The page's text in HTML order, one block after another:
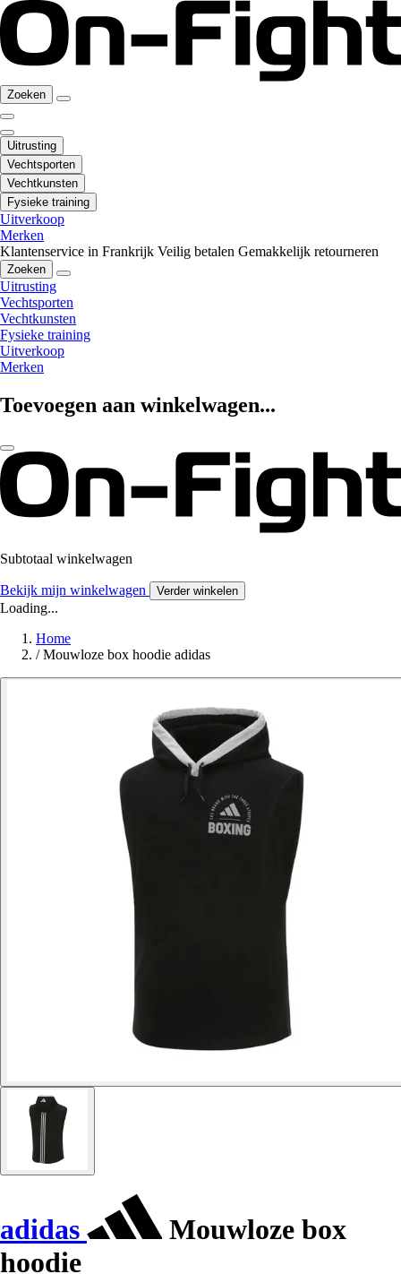
Zoeken
Uitrusting
Vechtsporten
Vechtkunsten
Fysieke training
Uitverkoop
Merken
Klantenservice in Frankrijk Veilig betalen Gemakkelijk retourneren
Zoeken
Uitrusting
Vechtsporten
Vechtkunsten
Fysieke training
Uitverkoop
Merken
Toevoegen aan winkelwagen...
Subtotaal winkelwagen
Bekijk mijn winkelwagen Verder winkelen
Loading...
Home
/ Mouwloze box hoodie adidas
adidas
Mouwloze box
hoodie